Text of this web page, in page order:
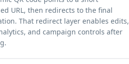
URL, then redirects to the final
That redirect layer enables edits,
and campaign controls after